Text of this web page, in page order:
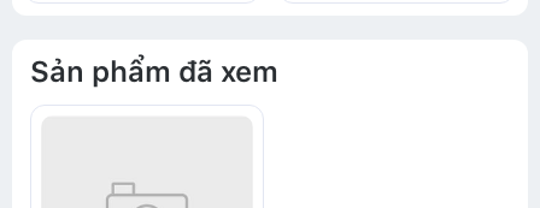
Sản phẩm đã xem